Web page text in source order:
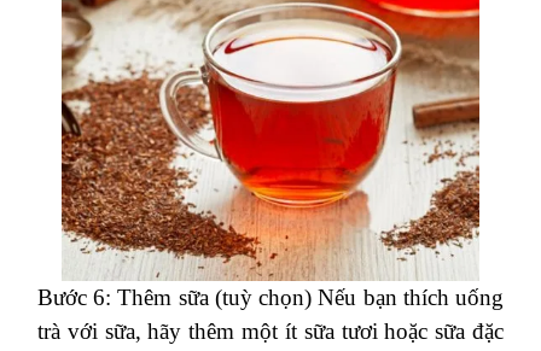
Bước 6: Thêm sữa (tuỳ chọn) Nếu bạn thích uống
trà với sữa, hãy thêm một ít sữa tươi hoặc sữa đặc